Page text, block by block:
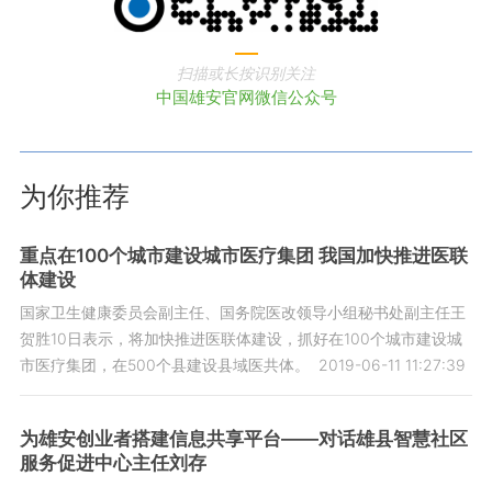
扫描或长按识别关注
中国雄安官网微信公众号
为你推荐
重点在100个城市建设城市医疗集团 我国加快推进医联
体建设
国家卫生健康委员会副主任、国务院医改领导小组秘书处副主任王
贺胜10日表示，将加快推进医联体建设，抓好在100个城市建设城
市医疗集团，在500个县建设县域医共体。
2019-06-11 11:27:39
为雄安创业者搭建信息共享平台——对话雄县智慧社区
服务促进中心主任刘存